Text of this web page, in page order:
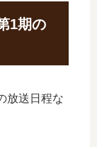
1期の
放送日程な